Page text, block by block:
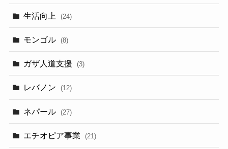
生活向上 (24)
モンゴル (8)
ガザ人道支援 (3)
レバノン (12)
ネパール (27)
エチオピア事業 (21)